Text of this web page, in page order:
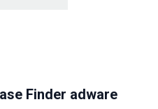
Finder adware